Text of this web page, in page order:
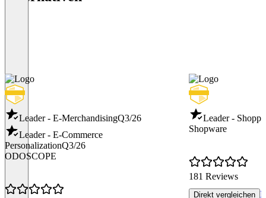
Leader - E-MerchandisingQ3/26
Leader - E-Commerce
PersonalizationQ3/26
ODOSCOPE
Leader -
Shopware
181 Reviews
Direkt vergleichen